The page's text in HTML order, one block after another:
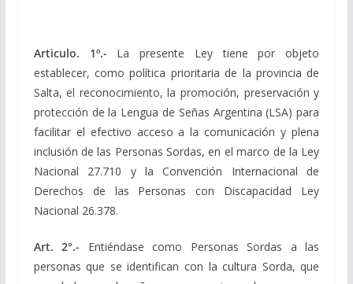
Articulo. 1º.- La presente Ley tiene por objeto
establecer, como política prioritaria de la provincia de
Salta, el reconocimiento, la promoción, preservación y
protección de la Lengua de Señas Argentina (LSA) para
facilitar el efectivo acceso a la comunicación y plena
inclusión de las Personas Sordas, en el marco de la Ley
Nacional 27.710 y la Convención Internacional de
Derechos de las Personas con Discapacidad Ley
Nacional 26.378.
Art. 2°.- Entiéndase como Personas Sordas a las
personas que se identifican con la cultura Sorda, que